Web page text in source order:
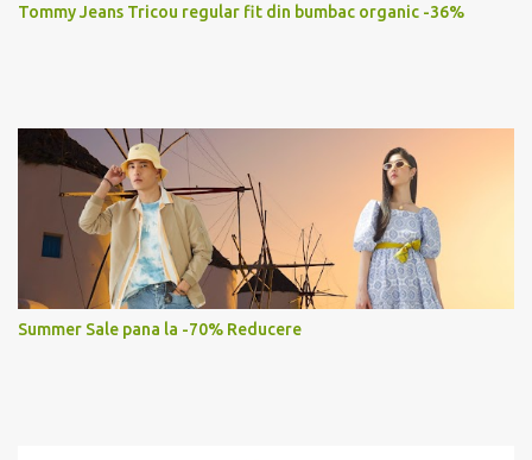
Tommy Jeans Tricou regular fit din bumbac organic -36%
Summer Sale pana la -70% Reducere